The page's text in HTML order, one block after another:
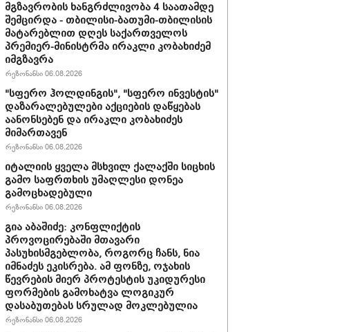
მგზავრობის ხანგრძლივობა 4 საათამდე
შემცირდა - თბილისი-ბათუმი-თბილისის
მატარებლით დღეს საქართველოს
პრემიერ-მინისტრმა ირაკლი კობახიძემ
იმგზავრა
რეზონანსი 06.08.2026
"სფერო ჰოლდინგის", "სფერო ინვესტის"
დაზარალებულები აქციების დაწყებას
აანონსებენ და ირაკლი კობახიძეს
მიმართავენ
რეზონანსი 06.08.2026
იტალიის ყველა მსხვილ ქალაქში სიცხის
გამო საფრთხის უმაღლესი დონეა
გამოცხადებული
რეზონანსი 06.08.2026
გია აბაშიძე: კონფლიქტის
პროვოცირებაში მთავარი
პასუხისმგებლობა, როგორც ჩანს, ნია
იმნაძეს ეკისრება. ამ ფონზე, ოჯახის
წევრების მიერ პროტესტის უკიდურესი
ფორმების გამოხატვა ლოგიკურ
დასაბუთებას სრულად მოკლებულია
რეზონანსი 06.08.2026